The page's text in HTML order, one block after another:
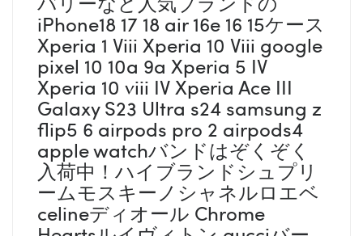
iPhone18 17 18 air 16e 16 15ケース
Xperia 1 Viii Xperia 10 Viii google
pixel 10 10a 9a Xperia 5 IV
Xperia 10 viii IV Xperia Ace III
Galaxy S23 Ultra s24 samsung z
flip5 6 airpods pro 2 airpods4
apple watchバンドはぞくぞく
入荷中！ハイブランドシュプリ
ームモスキーノシャネルロエベ
celineディオール Chrome